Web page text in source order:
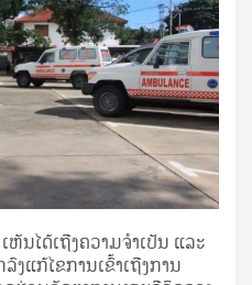
ນໄດ້ເຖີງຄວາມຈຳເປັນ ແລະ
ງແກ້ໄຂການເຂົ້າເຖີງການ